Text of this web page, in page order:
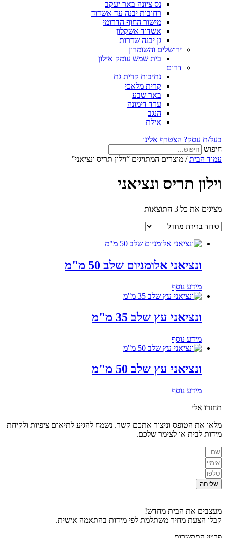
נס ציונה באר יעקב
רחובות יבנה עד אשדוד
מישור החוף הדרומי
אשדוד אשקלון
גן יבנה שדרות
ירושלים והשומרון
בית שמש עומק אילון
דרום
נתיבות קרית גת
קרית מלאכי
באר שבע
ערד דימונה
הנגב
אילת
בעל/ת עסק? הצטרף אלינו
חיפוש
עמוד הבית/ מוצרים המתויגים “וילון תריס ונציאני”
וילון תריס ונציאני
מציגים את כל ⁦3⁩ התוצאות
ונציאני אלומניום שלב 50 מ"מ
מידע נוסף
ונציאני עץ שלב 35 מ"מ
מידע נוסף
ונציאני עץ שלב 50 מ"מ
מידע נוסף
תחזרו אלי
מלאו את הטופס וניצור אתכם קשר. נשמח להגיע לתיאום ציפיות ולקיחת
מידות לבית או לצימר שלכם.
שליחה
מעצבים את הבית מחדש!
קבלו הצעת מחיר משתלמת לפי מידות בהתאמה אישית.